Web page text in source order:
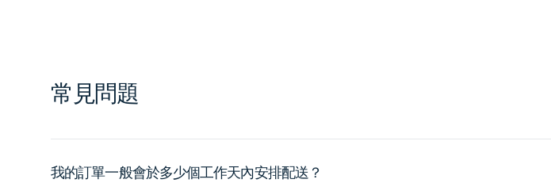
常見問題
我的訂單一般會於多少個工作天內安排配送？